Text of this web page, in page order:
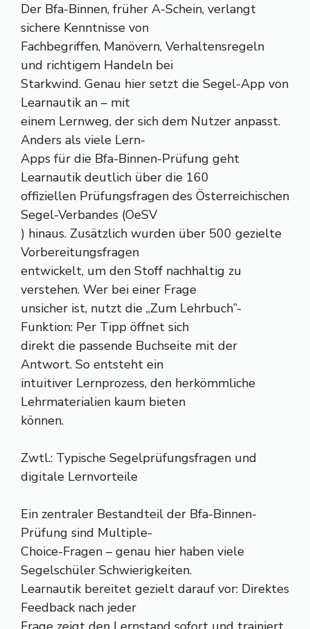
Der Bfa-Binnen, früher A-Schein, verlangt
sichere Kenntnisse von
Fachbegriffen, Manövern, Verhaltensregeln
und richtigem Handeln bei
Starkwind. Genau hier setzt die Segel-App von
Learnautik an – mit
einem Lernweg, der sich dem Nutzer anpasst.
Anders als viele Lern-
Apps für die Bfa-Binnen-Prüfung geht
Learnautik deutlich über die 160
offiziellen Prüfungsfragen des Österreichischen
Segel-Verbandes (OeSV
) hinaus. Zusätzlich wurden über 500 gezielte
Vorbereitungsfragen
entwickelt, um den Stoff nachhaltig zu
verstehen. Wer bei einer Frage
unsicher ist, nutzt die „Zum Lehrbuch”-
Funktion: Per Tipp öffnet sich
direkt die passende Buchseite mit der
Antwort. So entsteht ein
intuitiver Lernprozess, den herkömmliche
Lehrmaterialien kaum bieten
können.
Zwtl.: Typische Segelprüfungsfragen und
digitale Lernvorteile
Ein zentraler Bestandteil der Bfa-Binnen-
Prüfung sind Multiple-
Choice-Fragen – genau hier haben viele
Segelschüler Schwierigkeiten.
Learnautik bereitet gezielt darauf vor: Direktes
Feedback nach jeder